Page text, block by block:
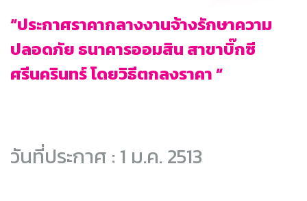
“ประกาศราคากลางงานจ้างรักษาความ
ปลอดภัย ธนาคารออมสิน สาขาบิ๊กซี
ศรีนครินทร์ โดยวิธีตกลงราคา “
วันที่ประกาศ : 1 ม.ค. 2513